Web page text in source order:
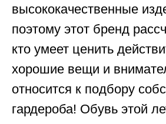
высококачественные
поэтому этот бренд
кто умеет ценить
хорошие вещи и
относится к подбору
гардероба! Обувь этой